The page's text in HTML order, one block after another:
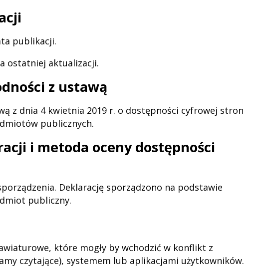
publikacji.
ostatniej aktualizacji.
z ustawą
z dnia 4 kwietnia 2019 r. o dostępności cyfrowej stron
publicznych.
i metoda oceny dostępności
Deklarację sporządzono na podstawie
publiczny.
które mogły by wchodzić w konflikt z
czytające), systemem lub aplikacjami użytkowników.